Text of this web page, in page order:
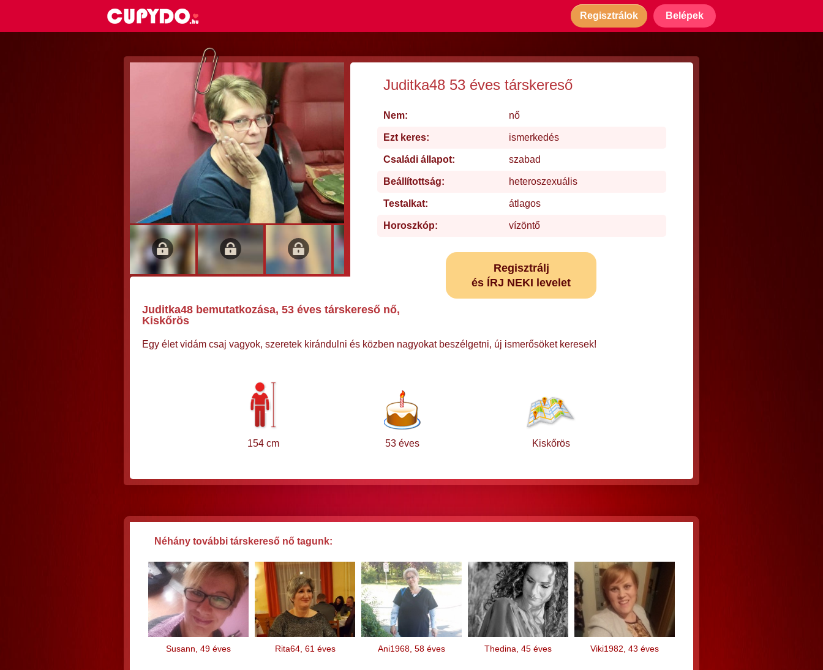
Regisztrálok Belépek
Juditka48 53 éves társkereső
Nem: nő
Ezt keres: ismerkedés
Családi állapot: szabad
Beállítottság: heteroszexuális
Testalkat: átlagos
Horoszkóp: vízöntő
Regisztrálj
és ÍRJ NEKI levelet
Juditka48 bemutatkozása, 53 éves társkereső nő,
Kiskőrös
Egy élet vidám csaj vagyok, szeretek kirándulni és közben nagyokat beszélgetni, új ismerősöket keresek!
154 cm 53 éves Kiskőrös
Néhány további társkereső nő tagunk:
Susann, 49 éves Rita64, 61 éves Ani1968, 58 éves Thedina, 45 éves Viki1982, 43 éves